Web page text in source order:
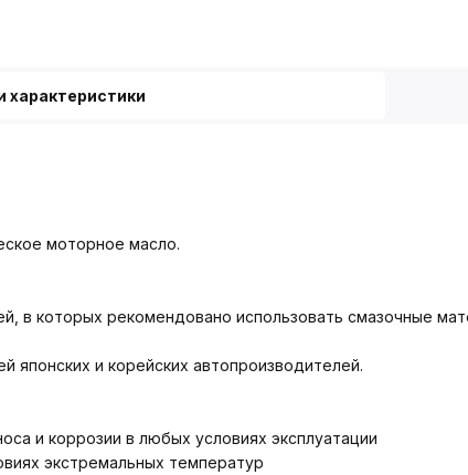
характеристики
моторное масло.
в которых рекомендовано использовать смазочные
японских и корейских автопроизводителей.
и коррозии в любых условиях эксплуатации
экстремальных температур